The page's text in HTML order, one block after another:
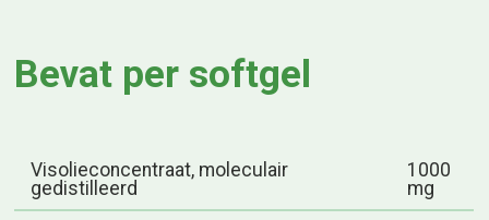
Bevat per softgel
Visolieconcentraat, moleculair
gedistilleerd
1000
mg